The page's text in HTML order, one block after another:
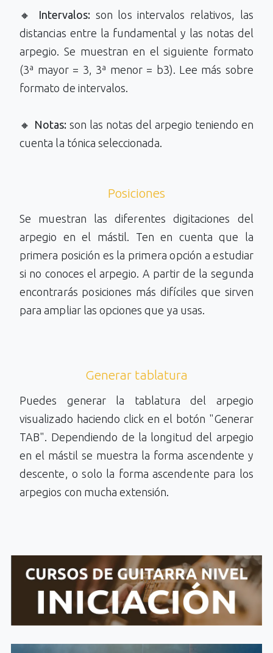
🔸 Intervalos: son los intervalos relativos, las
distancias entre la fundamental y las notas del
arpegio. Se muestran en el siguiente formato
(3ª mayor = 3, 3ª menor = b3). Lee más sobre
formato de intervalos.
🔸 Notas: son las notas del arpegio teniendo en
cuenta la tónica seleccionada.
Posiciones
Se muestran las diferentes digitaciones del
arpegio en el mástil. Ten en cuenta que la
primera posición es la primera opción a estudiar
si no conoces el arpegio. A partir de la segunda
encontrarás posiciones más difíciles que sirven
para ampliar las opciones que ya usas.
Generar tablatura
Puedes generar la tablatura del arpegio
visualizado haciendo click en el botón "Generar
TAB". Dependiendo de la longitud del arpegio
en el mástil se muestra la forma ascendente y
descente, o solo la forma ascendente para los
arpegios con mucha extensión.